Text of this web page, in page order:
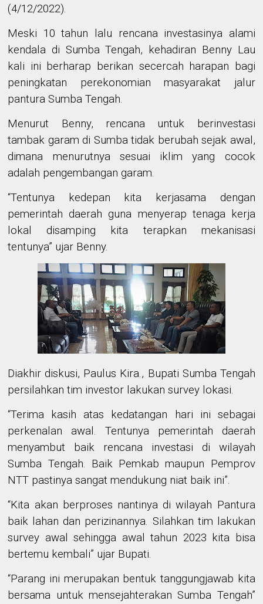
(4/12/2022).
Meski 10 tahun lalu rencana investasinya alami
kendala di Sumba Tengah, kehadiran Benny Lau
kali ini berharap berikan secercah harapan bagi
peningkatan perekonomian masyarakat jalur
pantura Sumba Tengah.
Menurut Benny, rencana untuk berinvestasi
tambak garamdi Sumba tidak berubah sejak awal,
dimana menurutnya sesuai iklim
yang cocok
adalah pengembangan garam.
“Tentunya kedepan kita
kerjasama dengan
pemerintah daerah guna menyerap tenaga kerja
lokal
disamping kita terapkan mekanisasi
tentunya” ujar Benny.
Diakhir diskusi, Paulus Kira., Bupati Sumba Tengah
persilahkan tim investor lakukan survey lokasi.
“Terima kasih atas kedatangan hari ini sebagai
perkenalan awal. Tentunya pemerintah daerah
menyambut baik rencana investasi di wilayah
Sumba Tengah. Baik Pemkab maupun Pemprov
NTT pastinya sangat mendukung niat baik ini”.
“Kita akan berproses nantinya di wilayah Pantura
baik lahan dan perizinannya. Silahkan tim lakukan
survey awal sehingga awal tahun 2023 kita bisa
bertemu kembali” ujar Bupati.
“Parang ini merupakan bentuk tanggungjawab kita
bersama untuk mensejahterakan Sumba Tengah”